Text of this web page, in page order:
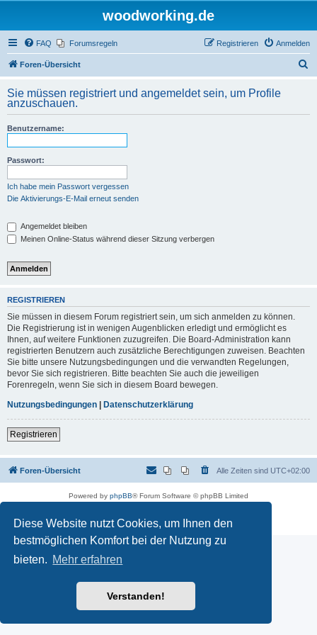
Diese Website nutzt Cookies, um Ihnen den
bestmöglichen Komfort bei der Nutzung zu
bieten. Mehr erfahren
Verstanden!
woodworking.de
FAQ Forumsregeln Anmelden
Registrieren
Foren-Übersicht
h
Sie müssen registriert und angemeldet sein, um Profile
anzuschauen.
Benutzername:
Passwort:
Ich habe mein Passwort vergessen
Die Aktivierungs-E-Mail erneut senden
Angemeldet bleiben
Meinen Online-Status während dieser Sitzung verbergen
REGISTRIEREN
Sie müssen in diesem Forum registriert sein, um sich anmelden zu können.
Die Registrierung ist in wenigen Augenblicken erledigt und ermöglicht es
Ihnen, auf weitere Funktionen zuzugreifen. Die Board-Administration kann
registrierten Benutzern auch zusätzliche Berechtigungen zuweisen. Beachten
Sie bitte unsere Nutzungsbedingungen und die verwandten Regelungen,
bevor Sie sich registrieren. Bitte beachten Sie auch die jeweiligen
Forenregeln, wenn Sie sich in diesem Board bewegen.
Nutzungsbedingungen | Datenschutzerklärung
Registrieren
Foren-Übersicht Alle Zeiten sind UTC+02:00
Powered by phpBB® Forum Software © phpBB Limited
Datenschutz|Nutzungsbedingungen